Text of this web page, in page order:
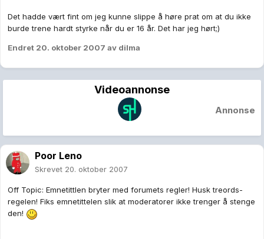
Det hadde vært fint om jeg kunne slippe å høre prat om at du ikke
burde trene hardt styrke når du er 16 år. Det har jeg hørt;)
Endret 20. oktober 2007 av dilma
Videoannonse
Annonse
Poor Leno
Skrevet 20. oktober 2007
Off Topic: Emnetittlen bryter med forumets regler! Husk treords-
regelen! Fiks emnetittelen slik at moderatorer ikke trenger å stenge
den!